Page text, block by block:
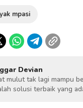
mpasi
Devian
mulut tak lagi mampu
solusi terbaik yang